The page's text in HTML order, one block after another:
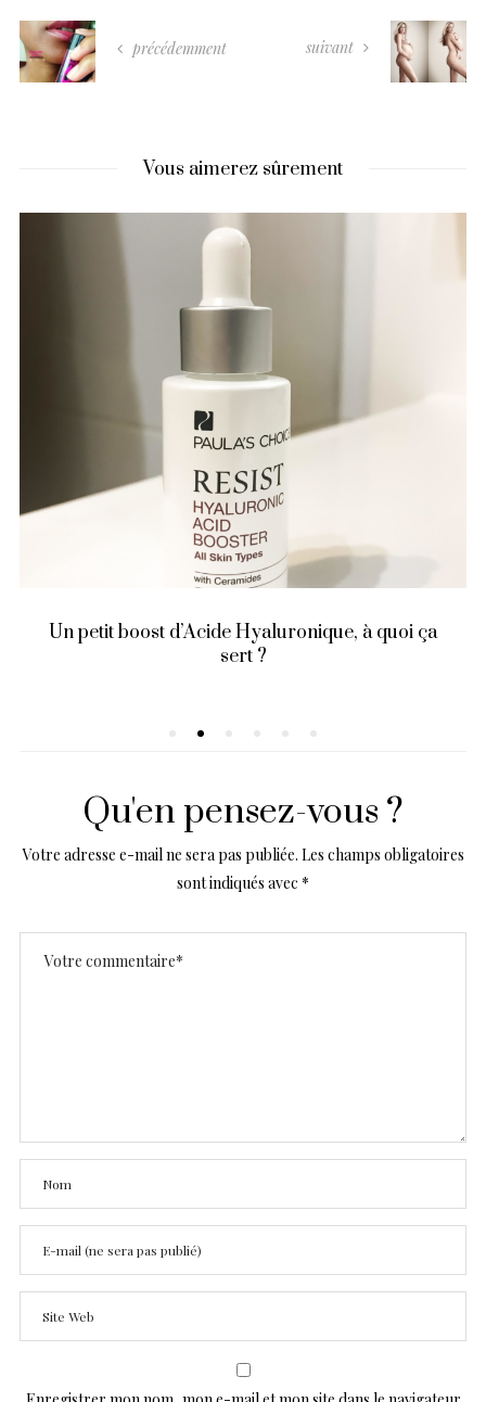
précédemment suivant
Vous aimerez sûrement
Un petit boost d’Acide Hyaluronique, à quoi ça
sert ?
Qu'en pensez-vous ?
Votre adresse e-mail ne sera pas publiée. Les champs obligatoires
sont indiqués avec *